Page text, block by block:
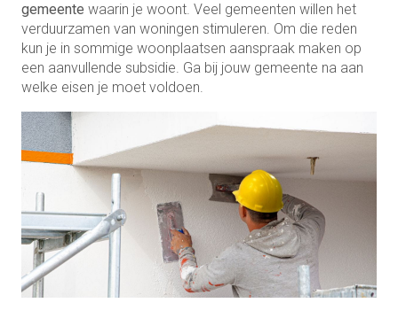
gemeente waarin je woont. Veel gemeenten willen het
verduurzamen van woningen stimuleren. Om die reden
kun je in sommige woonplaatsen aanspraak maken op
een aanvullende subsidie. Ga bij jouw gemeente na aan
welke eisen je moet voldoen.